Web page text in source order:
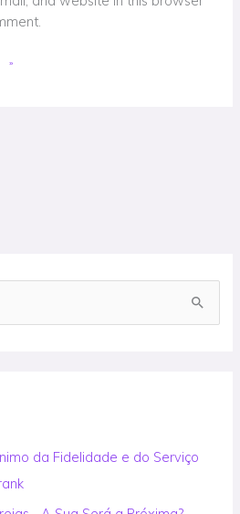
da Fidelidade e do Serviço